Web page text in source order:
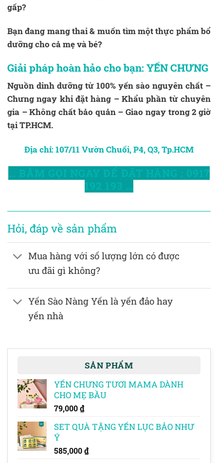
gấp?
Bạn đang mang thai & muốn tìm một thực phẩm bổ
dưỡng cho cả mẹ và bé?
Giải pháp hoàn hảo cho bạn: YẾN CHƯNG
Nguồn dinh dưỡng từ 100% yến sào nguyên chất –
Chưng ngay khi đặt hàng – Khẩu phần từ chuyên
gia – Không chất bảo quản – Giao ngay trong 2 giờ
tại TP.HCM.
Địa chỉ: 107/11 Vườn Chuối, P4, Q3, Tp.HCM
Hỏi, đáp về sản phẩm
Mua hàng với số lượng lớn có được
ưu đãi gì không?
Yến Sào Nàng Yến là yến đảo hay
yến nhà
SẢN PHẨM
YẾN CHƯNG TƯƠI MAMA DÀNH
CHO MẸ BẦU
79,000₫
SET QUÀ TẶNG YẾN LỤC BẢO NHƯ
Ý
585,000₫